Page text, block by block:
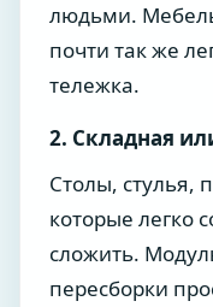
людьми.
почти так же
тележка.
2. Складная
Столы, стулья,
которые легко
сложить.
пересборки